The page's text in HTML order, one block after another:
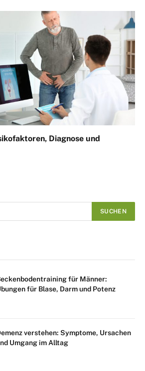
Diagnose und
für Männer:
für Blase, Darm und Potenz
verstehen: Symptome, Ursachen
Umgang im Alltag